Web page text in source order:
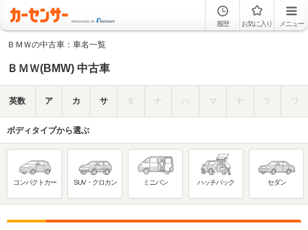
履歴 お気に入り メニュー
ＢＭＷの中古車：車名一覧
ＢＭＷ(BMW) 中古車
英数 ア カ サ タ ナ ハ マ ヤ ラ ワ
ボディタイプから選ぶ
コンパクトカー SUV・クロカン ミニバン ハッチバック セダン